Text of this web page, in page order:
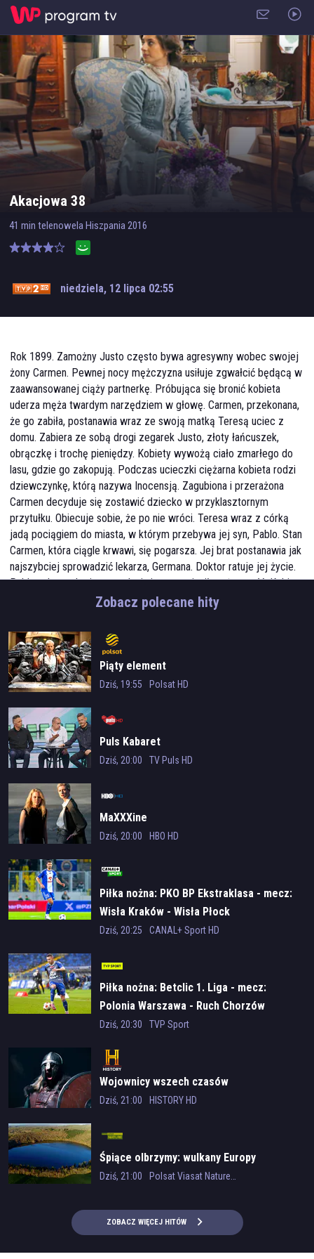
Akacjowa 38
41 min telenowelaHiszpania2016
niedziela, 12 lipca 02:55
Rok 1899. Zamożny Justo często bywa agresywny wobec swojej
żony Carmen. Pewnej nocy mężczyzna usiłuje zgwałcić będącą w
zaawansowanej ciąży partnerkę. Próbująca się bronić kobieta
uderza męża twardym narzędziem w głowę. Carmen, przekonana,
że go zabiła, postanawia wraz ze swoją matką Teresą uciec z
domu. Zabiera ze sobą drogi zegarek Justo, złoty łańcuszek,
obrączkę i trochę pieniędzy. Kobiety wywożą ciało zmarłego do
lasu, gdzie go zakopują. Podczas ucieczki ciężarna kobieta rodzi
dziewczynkę, którą nazywa Inocensją. Zagubiona i przerażona
Carmen decyduje się zostawić dziecko w przyklasztornym
przytułku. Obiecuje sobie, że po nie wróci. Teresa wraz z córką
jadą pociągiem do miasta, w którym przebywa jej syn, Pablo. Stan
Carmen, która ciągle krwawi, się pogarsza. Jej brat postanawia jak
najszybciej sprowadzić lekarza, Germana. Doktor ratuje jej życie.
Pablo nalega, aby jego matka i siostra zmieniły tożsamość. Kobiety
przybierają imiona Guadalupe i Manuela. Serial opowiada o losach i
rodzin.
Trini nie może zrozumieć, dlaczego Ramon nie chce walczyć o
odzyskanie ich majątku. Po ulewnych deszczach mieszkańcy
Akacjowej sprzątają zalane lokale i liczą straty. Leonor postanawia
urządzić dla młodych przyjęcie. Zamierza uczcić rozpoczęcie
dżokejskiej kariery Pabla i poprawić humor Marii Luisie. Martin
dostaje propozycję rozwoju swojej filmowej kariery. Cayetana
mówi Teresie, co zaszło pomiędzy nią a księciem.
Reżyseria
Humberto Miró
Obsada
María Blanco (Carmen)
David Venancio Muro
Sandra Marchena ( Rosina Rubio)
Inma Pérez-Quirós
Fabiana)
Ramón Palacios )
Marc Parejo (Felipe Álvarez-Hermoso
Amparo Fernández
Marita Zafra (Casilda Escolano)
Rebeca Alemany (Lolita)
Acacias 38
Gatunek
telenowela
Kraj produkcji
Hiszpania
Zobacz polecane hity
Piąty element
Dziś, 19:55 Polsat HD
Puls Kabaret
Dziś, 20:00 TV Puls HD
MaXXXine
Dziś, 20:00 HBO HD
Piłka nożna: PKO BP Ekstraklasa - mecz:
Wisła Kraków - Wisła Płock
Dziś, 20:25 CANAL+ Sport HD
Piłka nożna: Betclic 1. Liga - mecz:
Polonia Warszawa - Ruch Chorzów
Dziś, 20:30 TVP Sport
Wojownicy wszech czasów
Dziś, 21:00 HISTORY HD
Śpiące olbrzymy: wulkany Europy
Dziś, 21:00 Polsat Viasat Nature HD
ZOBACZ WIĘCEJ HITÓW